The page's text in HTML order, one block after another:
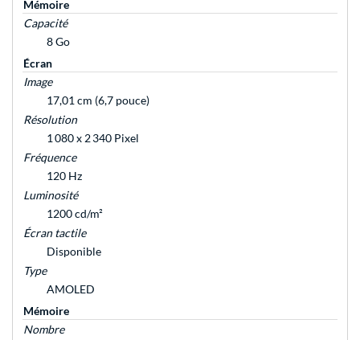
Mémoire
Capacité
8 Go
Écran
Image
17,01 cm (6,7 pouce)
Résolution
1 080 x 2 340 Pixel
Fréquence
120 Hz
Luminosité
1200 cd/m²
Écran tactile
Disponible
Type
AMOLED
Mémoire
Nombre